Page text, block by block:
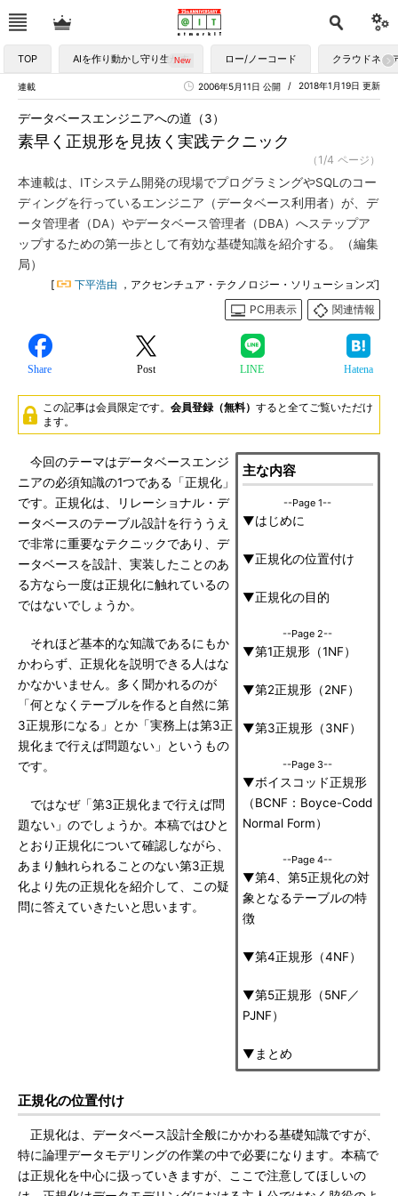
TOP AIを作り動かし守り生かす ロー/ノーコード クラウドネイ
連載 2018年1月19日 更新
2006年5月11日 公開
素早く正規形を見抜く実践テクニック
データベースエンジニアへの道（3）
（1/4 ページ）
本連載は、ITシステム開発の現場でプログラミングやSQLのコー
ディングを行っているエンジニア（データベース利用者）が、デ
ータ管理者（DA）やデータベース管理者（DBA）へステップア
ップするための第一歩として有効な基礎知識を紹介する。（編集
局）
[ 下平浩由 ，アクセンチュア・テクノロジー・ソリューションズ]
PC用表示
関連情報
Share Post LINE Hatena
この記事は会員限定です。 会員登録（無料） すると全てご覧いただけ
ます。
主な内容
--Page 1--
▼はじめに
▼正規化の位置付け
▼正規化の目的
--Page 2--
▼第1正規形（1NF）
▼第2正規形（2NF）
▼第3正規形（3NF）
--Page 3--
▼ボイスコッド正規形
（BCNF：Boyce-Codd
Normal Form）
--Page 4--
▼第4、第5正規化の対
象となるテーブルの特
徴
▼第4正規形（4NF）
▼第5正規形（5NF／
PJNF）
▼まとめ
今回のテーマはデータベースエンジ
ニアの必須知識の1つである「正規化」
です。正規化は、リレーショナル・デ
ータベースのテーブル設計を行ううえ
で非常に重要なテクニックであり、デ
ータベースを設計、実装したことのあ
る方なら一度は正規化に触れているの
ではないでしょうか。
それほど基本的な知識であるにもか
かわらず、正規化を説明できる人はな
かなかいません。多く聞かれるのが
「何となくテーブルを作ると自然に第
3正規形になる」とか「実務上は第3正
規化まで行えば問題ない」というもの
です。
ではなぜ「第3正規化まで行えば問
題ない」のでしょうか。本稿ではひと
とおり正規化について確認しながら、
あまり触れられることのない第3正規
化より先の正規化を紹介して、この疑
問に答えていきたいと思います。
正規化の位置付け
正規化は、データベース設計全般にかかわる基礎知識ですが、
特に論理データモデリングの作業の中で必要になります。本稿で
は正規化を中心に扱っていきますが、ここで注意してほしいの